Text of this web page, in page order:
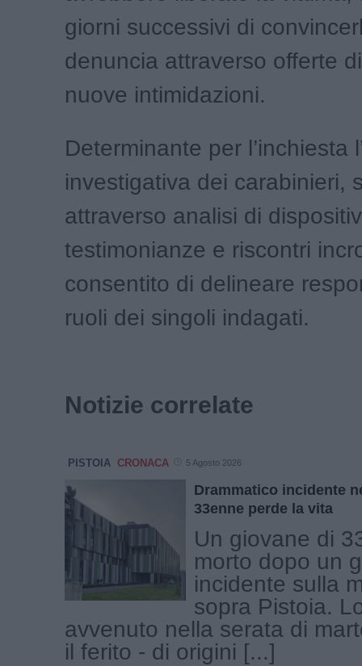
giorni successivi di
denuncia attraverso offerte
nuove intimidazioni.
Determinante per l’inchiesta
investigativa dei carabinieri,
attraverso analisi di
testimonianze e riscontri
consentito di delineare
ruoli dei singoli indagati.
Notizie correlate
PISTOIA CRONACA 5 Agosto 2026
Drammatico incidente
33enne perde la vita
Un giovane di
morto dopo un
incidente sulla
sopra Pistoia.
avvenuto nella serata di
il ferito - di origini [...]